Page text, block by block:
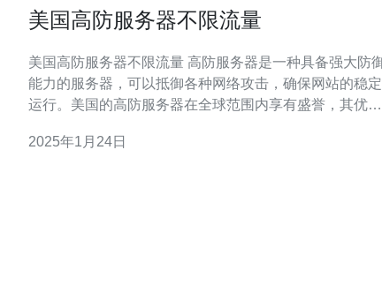
美国高防服务器不限流量
美国高防服务器不限流量 高防服务器是一种具备强大防御
能力的服务器，可以抵御各种网络攻击，确保网站的稳定
运行。美国的高防服务器在全球范围内享有盛誉，其优质
最发达的国家之一，拥有先进的科技和互联网基础设施。
2025年1月24日